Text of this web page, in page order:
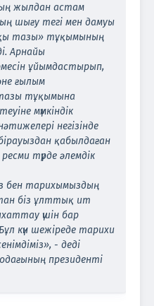
жылдан астам
шығу тегі мен дамуы
тазы» тұқымының
Арнайы
ұйымдастырып,
ғылым
тұқымына
мүмкіндік
негізінде
қабылдаған
түрде әлемдік
бен тарихымыздың
біз ұлттық ит
үшін бар
күн шежіреде тарихи
- деді
президенті